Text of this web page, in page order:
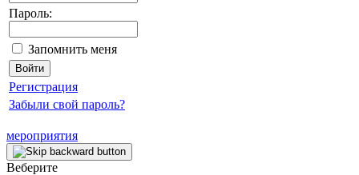
Пароль:
Запомнить меня
Регистрация
Забыли свой пароль?
мероприятия
Веберите